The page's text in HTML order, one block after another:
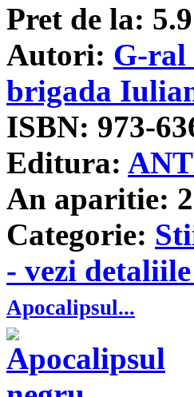
Pret de la: 5.9
Autori: G-ral
brigada
ISBN: 973-
Editura:
An aparitie:
Categorie:
- vezi
Apocalipsul...